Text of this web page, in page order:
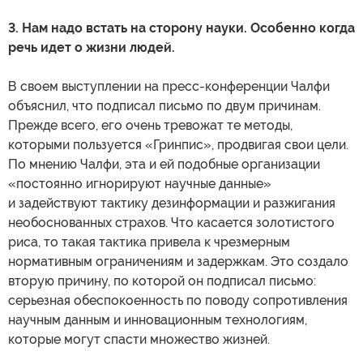
3. Нам надо встать на сторону науки. Особенно когда
речь идет о жизни людей.
В своем выступлении на пресс-конференции Чалфи
объяснил, что подписал письмо по двум причинам.
Прежде всего, его очень тревожат те методы,
которыми пользуется «Гринпис», продвигая свои цели.
По мнению Чалфи, эта и ей подобные организации
«постоянно игнорируют научные данные»
и задействуют тактику дезинформации и разжигания
необоснованных страхов. Что касается золотистого
риса, то такая тактика привела к чрезмерным
нормативным ограничениям и задержкам. Это создало
вторую причину, по которой он подписал письмо:
серьезная обеспокоенность по поводу сопротивления
научным данным и инновационным технологиям,
которые могут спасти множество жизней.